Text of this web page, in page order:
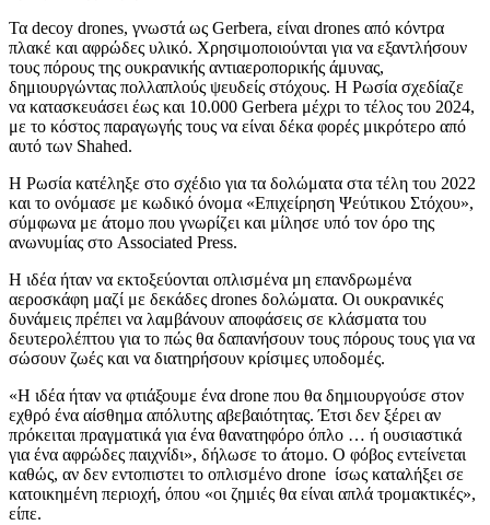
Τα decoy drones, γνωστά ως Gerbera, είναι drones από κόντρα
πλακέ και αφρώδες υλικό. Xρησιμοποιούνται για να εξαντλήσουν
τους πόρους της ουκρανικής αντιαεροπορικής άμυνας,
δημιουργώντας πολλαπλούς ψευδείς στόχους. Η Ρωσία σχεδίαζε
να κατασκευάσει έως και 10.000 Gerbera μέχρι το τέλος του 2024,
με το κόστος παραγωγής τους να είναι δέκα φορές μικρότερο από
αυτό των Shahed.
Η Ρωσία κατέληξε στο σχέδιο για τα δολώματα στα τέλη του 2022
και το ονόμασε με κωδικό όνομα «Επιχείρηση Ψεύτικου Στόχου»,
σύμφωνα με άτομο που γνωρίζει και μίλησε υπό τον όρο της
ανωνυμίας στο Associated Press.
Η ιδέα ήταν να εκτοξεύονται οπλισμένα μη επανδρωμένα
αεροσκάφη μαζί με δεκάδες drones δολώματα. Οι ουκρανικές
δυνάμεις πρέπει να λαμβάνουν αποφάσεις σε κλάσματα του
δευτερολέπτου για το πώς θα δαπανήσουν τους πόρους τους για να
σώσουν ζωές και να διατηρήσουν κρίσιμες υποδομές.
«Η ιδέα ήταν να φτιάξουμε ένα drone που θα δημιουργούσε στον
εχθρό ένα αίσθημα απόλυτης αβεβαιότητας. Έτσι δεν ξέρει αν
πρόκειται πραγματικά για ένα θανατηφόρο όπλο … ή ουσιαστικά
για ένα αφρώδες παιχνίδι», δήλωσε το άτομο. Ο φόβος εντείνεται
καθώς, αν δεν εντοπιστει το οπλισμένο drone ίσως καταλήξει σε
κατοικημένη περιοχή, όπου «οι ζημιές θα είναι απλά τρομακτικές»,
είπε.